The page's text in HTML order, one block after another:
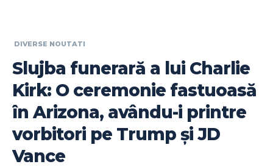
DIVERSE NOUTATI
Slujba funerară a lui Charlie
Kirk: O ceremonie fastuoasă
în Arizona, avându-i printre
vorbitori pe Trump și JD
Vance